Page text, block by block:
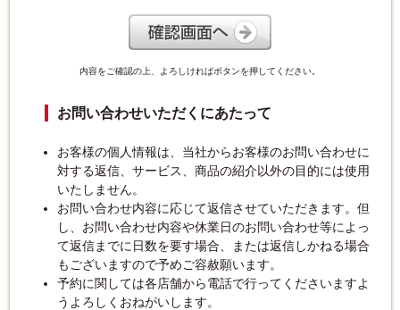
内容をご確認の上、よろしければボタンを押してください。
お問い合わせいただくにあたって
お客様の個人情報は、当社からお客様のお問い合わせに
対する返信、サービス、商品の紹介以外の目的には使用
いたしません。
お問い合わせ内容に応じて返信させていただきます。但
し、お問い合わせ内容や休業日のお問い合わせ等によっ
て返信までに日数を要す場合、または返信しかねる場合
もございますので予めご容赦願います。
予約に関しては各店舗から電話で行ってくださいますよ
うよろしくおねがいします。